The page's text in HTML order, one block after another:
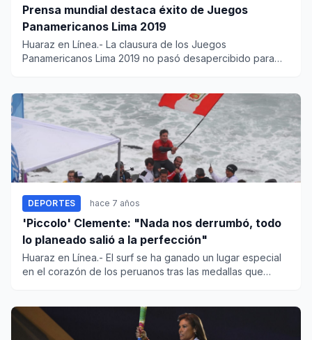
Prensa mundial destaca éxito de Juegos
Panamericanos Lima 2019
Huaraz en Línea.- La clausura de los Juegos
Panamericanos Lima 2019 no pasó desapercibido para
DEPORTES hace 7 años
'Piccolo' Clemente: "Nada nos derrumbó, todo
lo planeado salió a la perfección"
Huaraz en Línea.- El surf se ha ganado un lugar especial
en el corazón de los peruanos tras las medallas que